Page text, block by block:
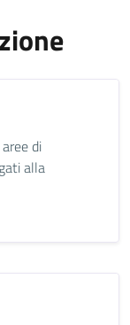
di
alla